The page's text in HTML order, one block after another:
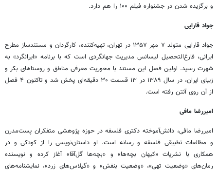
و برگزیده شدن در جشنواره فیلم ۱۰۰ را هم دارد.
جواد قارایی
جوادقارایی
متولد ۷ مهر ۱۳۵۷ در تهران، تهیه‌کننده، کارگردان و مستندساز مطرح
ایرانی، فارغ‌التحصیل لیسانس مدیریت جهانگردی است که با برنامه «ایرانگرد» به
شهرت رسید. اولین فصل این مستند با محوریت معرفی مناطق و روستاهای بکر و
زیبای ایران، در سال ۱۳۸۹ در ۱۳ قسمت ۳۰ دقیقه‌ای پخش شد و تاکنون ۴ فصل
از آن روی آنتن رفته است.
امیررضا مافی
امیررضا مافی، دانش‌آموخته دکتری فلسفه در حوزه پژوهشی متفکران پست‌مدرن
و مطالعات تطبیقی فلسفه و رسانه است. او داستان‌نویسی را از کودکی و در
همکاری با نشریات «کیهان بچه‌ها» و «بچه‌ها گل‌آقا» آغاز کرده و نویسنده
رمان‌های «وضعیت تهی»، «وضعیت بنفش» و «گیلاس‌های زرد»، نمایشنامه‌های